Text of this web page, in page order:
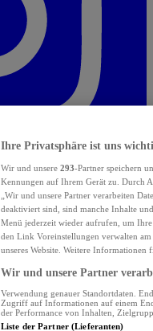
Ihre Privatsphäre ist uns
Wir und unsere 293-Partner speichern
Kennungen auf Ihrem Gerät zu. Durch
„Wir und unsere Partner verarbeiten
deaktiviert sind, sind manche Inhalte
Menü jederzeit wieder aufrufen, um
den Link Voreinstellungen verwalten
unseres Website. Weitere
Wir und unsere Partner
Verwendung genauer Standortdaten.
Zugriff auf Informationen auf einem
der Performance von Inhalten,
Liste der Partner (Lieferanten)